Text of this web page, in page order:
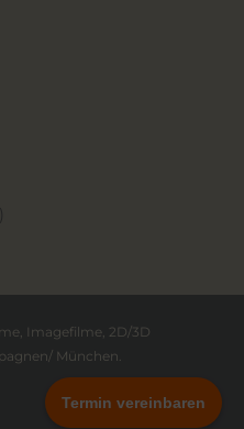
Termin vereinbaren
Imagefilme, 2D/3D
München.